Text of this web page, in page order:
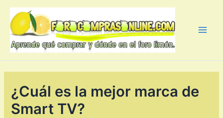
contenido
¿Cuál es la mejor marca de
Smart TV?